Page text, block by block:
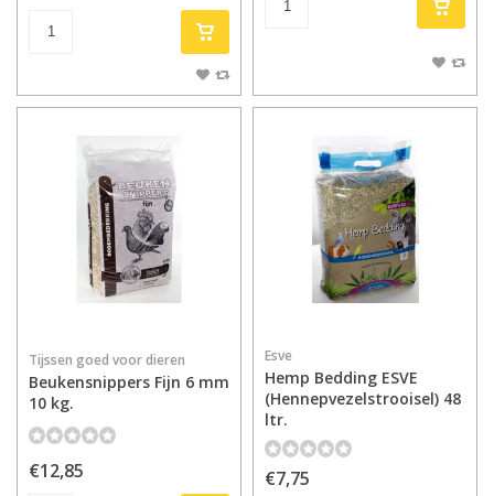
Tijssen goed voor dieren
Beukensnippers Fijn 6 mm
10 kg.
€12,85
Esve
Hemp Bedding ESVE
(Hennepvezelstrooisel) 48
ltr.
€7,75